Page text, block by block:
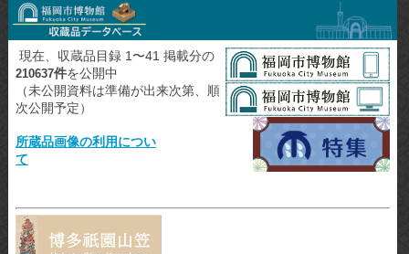
現在、収蔵品目録 1〜41 掲載分の
210637件を公開中
（未公開資料は準備が出来次第、順
次公開予定）
所蔵品画像の利用につい
て